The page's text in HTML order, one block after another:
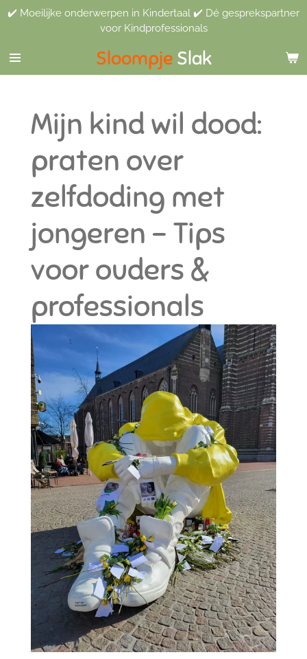
Ga
de
hoofdinhoud
Sloompje Slak
✔️ Moeilijke onderwerpen in Kindertaal ✔️ Dé gesprekspartner
voor Kindprofessionals
Mijn kind wil dood:
praten over
zelfdoding met
jongeren - Tips
voor ouders &
professionals